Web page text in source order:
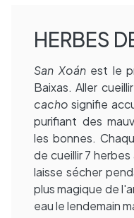
HERBES
San Xoán est le
Baixas. Aller
cacho signifie
purifiant des
les bonnes.
de cueillir 7
laisse sécher
plus magique de
eau le lendemain